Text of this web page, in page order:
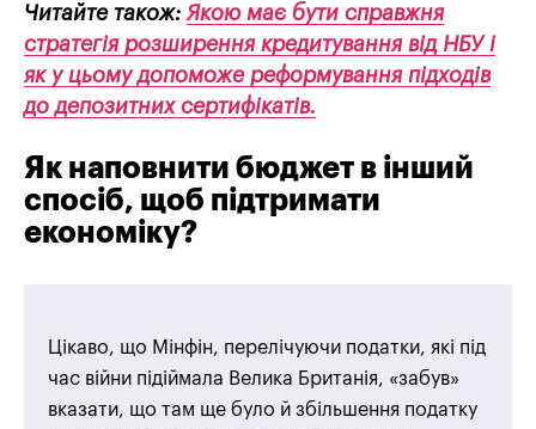
Читайте також: Якою має бути справжня
стратегія розширення кредитування від НБУ і
як у цьому допоможе реформування підходів
до депозитних сертифікатів.
Як наповнити бюджет в інший
спосіб, щоб підтримати
економіку?
Цікаво, що Мінфін, перелічуючи податки, які під
час війни підіймала Велика Британія, «забув»
вказати, що там ще було й збільшення податку